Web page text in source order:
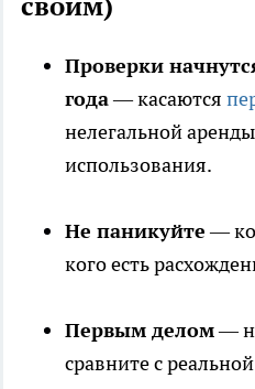
Проверки
года— касаются
нелегальной
использования.
Не паникуйте—
кого есть
Первым делом—
сравните с